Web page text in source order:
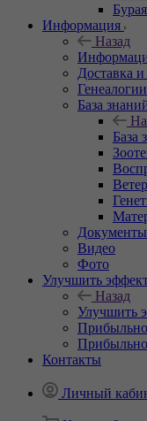
Информация
Назад
Доставка и
Генеалогии
База
База
Документы
Видео
Фото
Улучшить
Назад
Улучшить
Контакты
Личный